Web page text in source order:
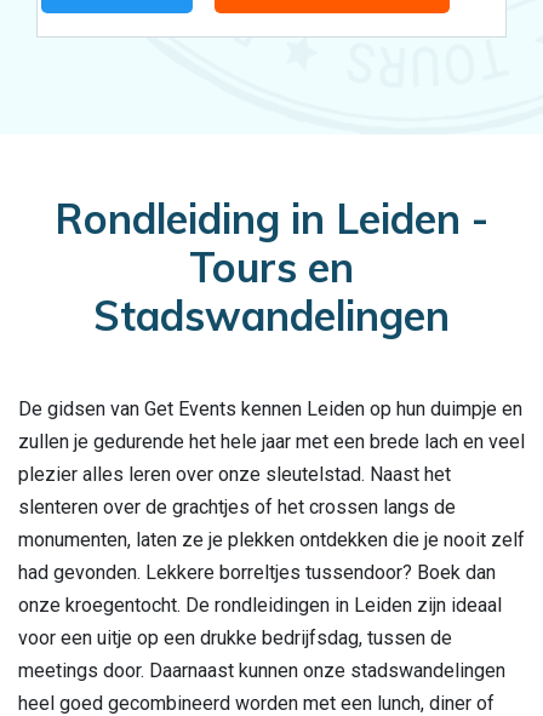
Rondleiding in Leiden -
Tours en
Stadswandelingen
De gidsen van Get Events kennen Leiden op hun duimpje en
zullen je gedurende het hele jaar met een brede lach en veel
plezier alles leren over onze sleutelstad. Naast het
slenteren over de grachtjes of het crossen langs de
monumenten, laten ze je plekken ontdekken die je nooit zelf
had gevonden. Lekkere borreltjes tussendoor? Boek dan
onze kroegentocht. De rondleidingen in Leiden zijn ideaal
voor een uitje op een drukke bedrijfsdag, tussen de
meetings door. Daarnaast kunnen onze stadswandelingen
heel goed gecombineerd worden met een lunch, diner of